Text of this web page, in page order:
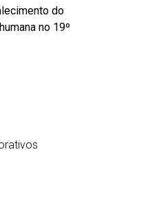
do
no 19º